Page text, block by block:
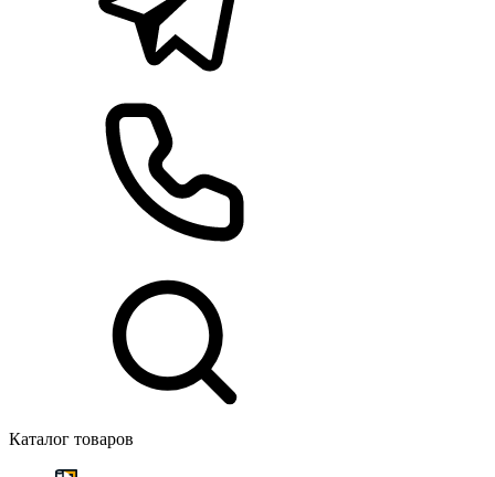
Каталог товаров